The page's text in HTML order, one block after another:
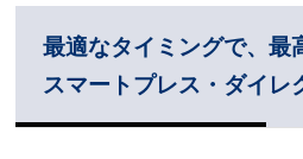
最適なタイミングで、最
スマートプレス・ダイレ